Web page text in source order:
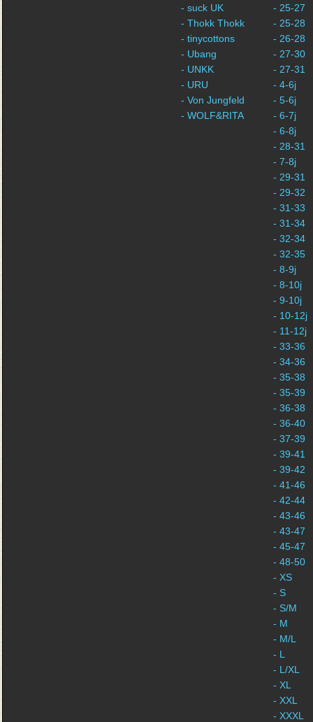
- suck UK
- Thokk Thokk
- tinycottons
- Ubang
- UNKK
- URU
- Von Jungfeld
- WOLF&RITA
- 25-27
- 25-28
- 26-28
- 27-30
- 27-31
- 4-6j
- 5-6j
- 6-7j
- 6-8j
- 28-31
- 7-8j
- 29-31
- 29-32
- 31-33
- 31-34
- 32-34
- 32-35
- 8-9j
- 8-10j
- 9-10j
- 10-12j
- 11-12j
- 33-36
- 34-36
- 35-38
- 35-39
- 36-38
- 36-40
- 37-39
- 39-41
- 39-42
- 41-46
- 42-44
- 43-46
- 43-47
- 45-47
- 48-50
- XS
- S
- S/M
- M
- M/L
- L
- L/XL
- XL
- XXL
- XXXL